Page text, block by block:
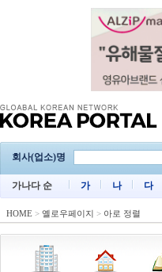
회사(업소)명
가나다 순 가 나 다
HOME > 옐로우페이지 > 아로 정렬